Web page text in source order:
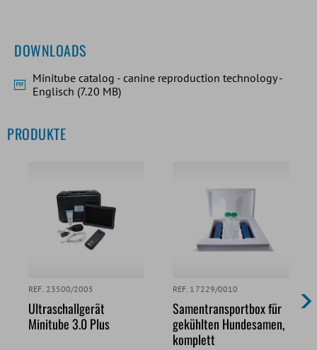
DOWNLOADS
Minitube catalog - canine reproduction technology -
Englisch (7.20 MB)
PRODUKTE
REF. 23500/2005
Ultraschallgerät
Minitube 3.0 Plus
REF. 17229/0010
Samentransportbox für
gekühlten Hundesamen,
komplett